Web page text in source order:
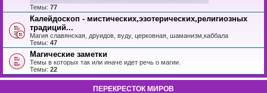
Темы: 77
Калейдоскоп - мистических,эзотерических,религиозных
традиций...
Магия славянская, друидов, вуду, церковная, шаманизм,каббала
Темы: 47
Магические заметки
Темы в которых так или иначе идет речь о магии.
Темы: 22
ПЕРЕКРЕСТОК МИРОВ